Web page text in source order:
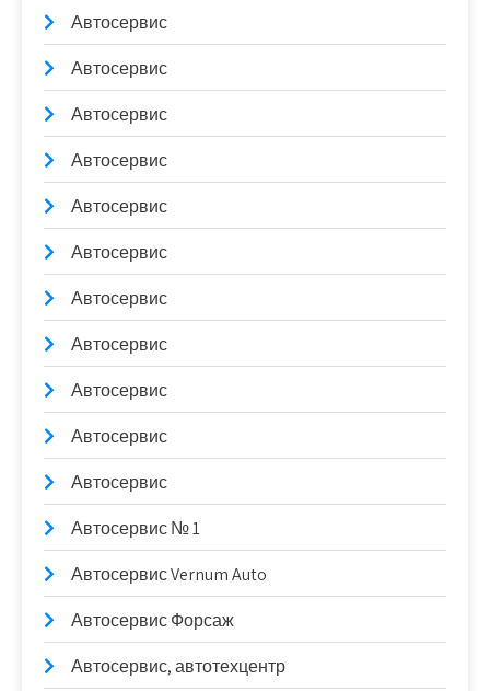
Автосервис
Автосервис
Автосервис
Автосервис
Автосервис
Автосервис
Автосервис
Автосервис
Автосервис
Автосервис
Автосервис
Автосервис № 1
Автосервис Vernum Auto
Автосервис Форсаж
Автосервис, автотехцентр